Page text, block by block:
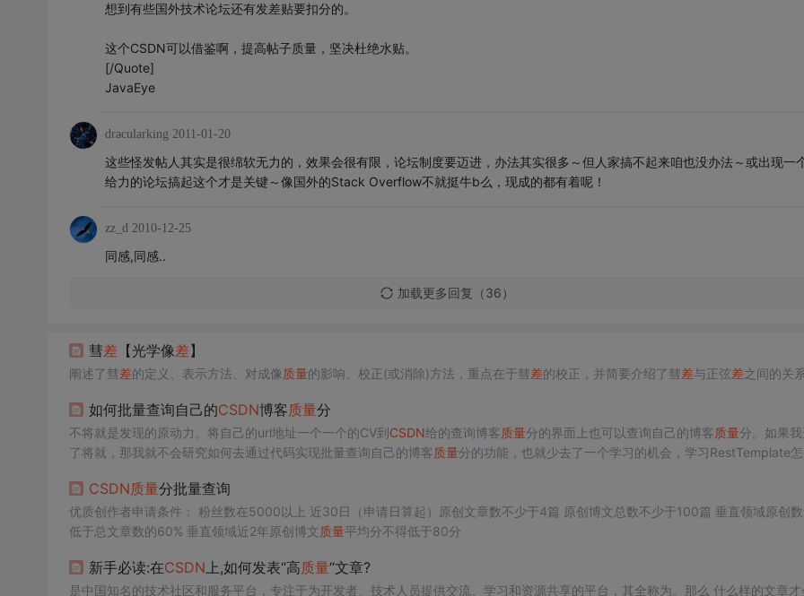
想到有些国外技术论坛还有发差贴要扣分的。
这个CSDN可以借鉴啊，提高帖子质量，坚决杜绝水贴。
[/Quote]
JavaEye
dracularking 2011-01-20
这些怪发帖人其实是很绵软无力的，效果会很有限，论坛制度要迈进，办法其实很多～但人家搞不起来咱也没办法～或出现一
给力的论坛搞起这个才是关键～像国外的Stack Overflow不就挺牛b么，现成的都有着呢！
zz_d 2010-12-25
同感,同感..
加载更多回复（36）
彗差 【光学像差】
阐述了彗差的定义、表示方法、对成像 质量的影响、校正(或消除)方法，重点在于彗差的校正，并简要介绍了彗差与正弦差之间的关
如何批量查询自己的CSDN博客质量分
不将就是发现的原动力。将自己的url地址一个一个的CV到CSDN给的查询博客质量分的界面上也可以查询自己的博客质量分。如果
了将就，那我就不会研究如何去通过代码实现批量查询自己的博客质量分的功能，也就少去了一个学习的机会，学习RestTemplate
CSDN质量分批量查询
优质创作者申请条件： 粉丝数在5000以上 近30日（申请日算起）原创文章数不少于4篇 原创博文总数不少于100篇 垂直领域原创数量不
低于总文章数的60% 垂直领域近2年原创博文质量平均分不得低于80分
新手必读:在CSDN上,如何发表“高质量“文章?
是中国知名的技术社区和服务平台，专注于为开发者、技术人员提供交流、学习和资源共享的平台，其全称为。那么 什么样的文章才